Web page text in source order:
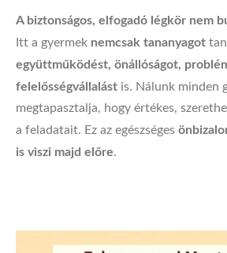
A biztonságos, elfogadó légkör nem
Itt a gyermek nemcsak tananyagot
együttműködést, önállóságot,
felelősségvállalást is. Nálunk minden
megtapasztalja, hogy értékes,
a feladatait. Ez az egészséges
is viszi majd előre.